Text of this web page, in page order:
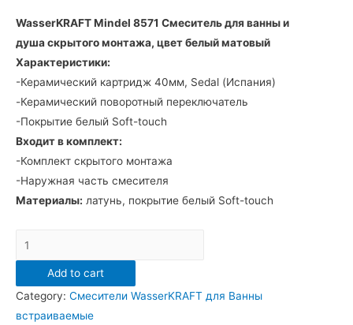
WasserKRAFT Mindel 8571 Смеситель для ванны и
душа скрытого монтажа, цвет белый матовый
Характеристики:
-Керамический картридж 40мм, Sedal (Испания)
-Керамический поворотный переключатель
-Покрытие белый Soft-touch
Входит в комплект:
-Комплект скрытого монтажа
-Наружная часть смесителя
Материалы: латунь, покрытие белый Soft-touch
8571
Смеситель
WasserKRAFT
Mindel
8571
Add to cart
Category: Смесители WasserKRAFT для Ванны
встраиваемые